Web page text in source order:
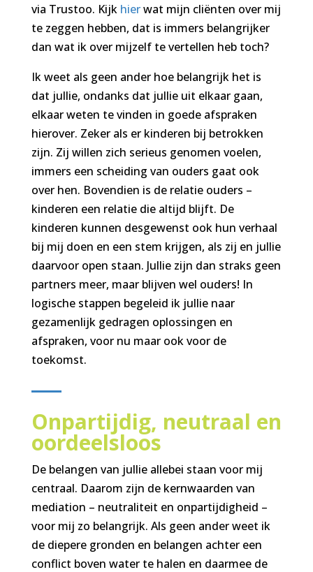
via Trustoo. Kijk hierwat mijn cliënten over mij
te zeggen hebben, dat is immers belangrijker
dan wat ik over mijzelf te vertellen heb toch?
Ik weet als geen ander hoe belangrijk het is
dat jullie, ondanks dat jullie uit elkaar gaan,
elkaar weten te vinden in goede afspraken
hierover. Zeker als er kinderen bij betrokken
zijn. Zij willen zich serieus genomen voelen,
immers een scheiding van ouders gaat ook
over hen. Bovendien is de relatie ouders –
kinderen een relatie die altijd blijft. De
kinderen kunnen desgewenst ook hun verhaal
bij mij doen en een stem krijgen, als zij en jullie
daarvoor open staan. Jullie zijn dan straks geen
partners meer, maar blijven wel ouders! In
logische stappen begeleid ik jullie naar
gezamenlijk gedragen oplossingen en
afspraken, voor nu maar ook voor de
toekomst.
Onpartijdig, neutraal en
oordeelsloos
De belangen van jullie allebei staan voor mij
centraal. Daarom zijn de kernwaarden van
mediation – neutraliteit en onpartijdigheid –
voor mij zo belangrijk. Als geen ander weet ik
de diepere gronden en belangen achter een
conflict boven water te halen en daarmee de